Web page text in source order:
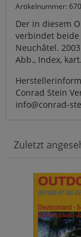
Artikelnummer:
Der in diesem
verbindet
Neuchâtel.
Abb., Index,
Conrad Stein
info@conrad-
Zuletzt